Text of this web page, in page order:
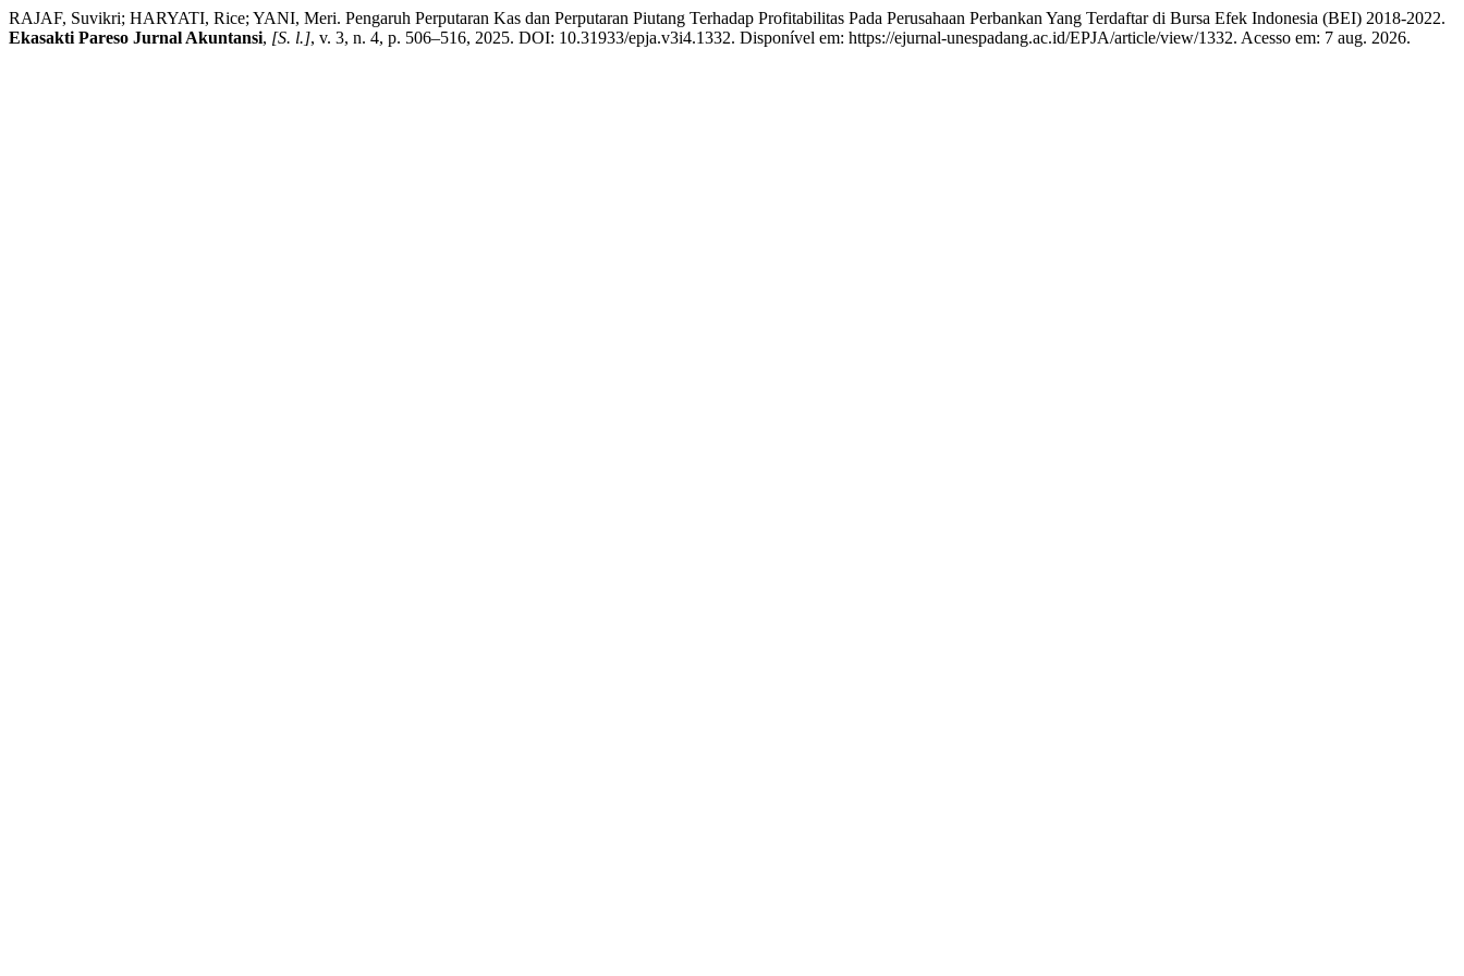
RAJAF, Suvikri; HARYATI, Rice; YANI, Meri. Pengaruh Perputaran Kas dan Perputaran Piutang Terhadap Profitabilitas Pada Perusahaan Perbankan Yang Terdaftar di Bursa Efek Indonesia (BEI) 2018-2022.
Ekasakti Pareso Jurnal Akuntansi, [S. l.], v. 3, n. 4, p. 506–516, 2025. DOI: 10.31933/epja.v3i4.1332. Disponível em: https://ejurnal-unespadang.ac.id/EPJA/article/view/1332. Acesso em: 7 aug. 2026.